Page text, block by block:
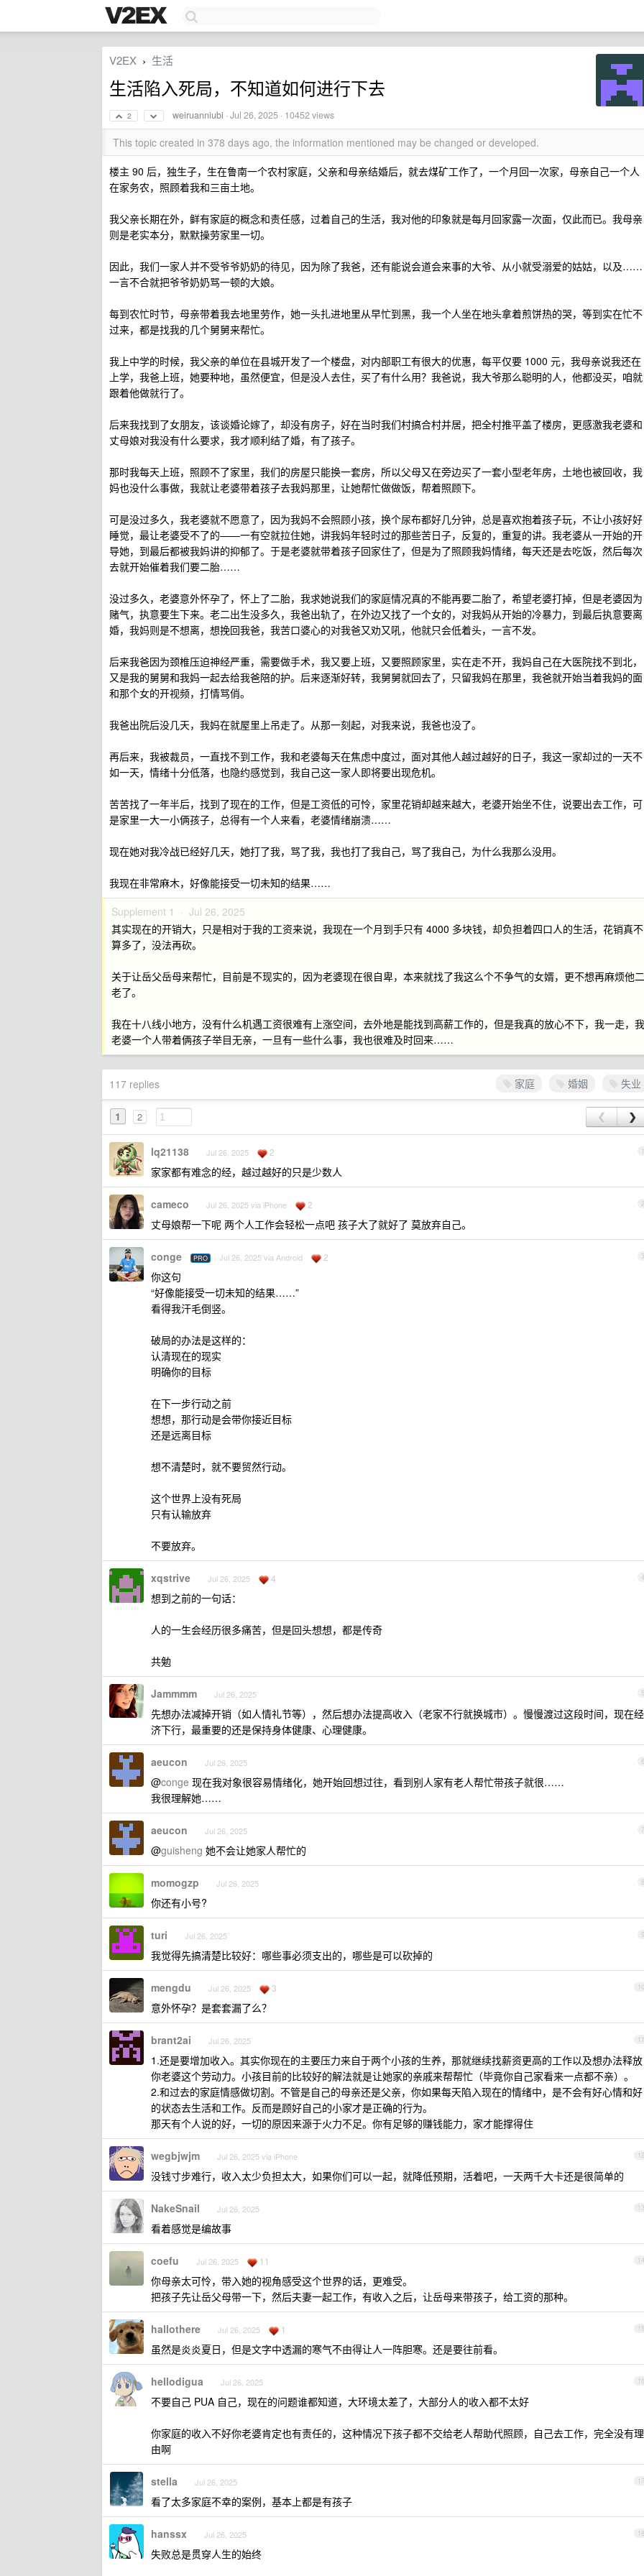
V2EX › 生活
生活陷入死局，不知道如何进行下去
2 weiruanniubi ·Jul 26, 2025 · 10452 views
This topic created in 378 days ago, the information mentioned may be changed or developed.
楼主 90 后，独生子，生在鲁南一个农村家庭，父亲和母亲结婚后，就去煤矿工作了，一个月回一次家，母亲自己一个人
在家务农，照顾着我和三亩土地。
我父亲长期在外，鲜有家庭的概念和责任感，过着自己的生活，我对他的印象就是每月回家露一次面，仅此而已。我母亲
则是老实本分，默默操劳家里一切。
因此，我们一家人并不受爷爷奶奶的待见，因为除了我爸，还有能说会道会来事的大爷、从小就受溺爱的姑姑，以及……
一言不合就把爷爷奶奶骂一顿的大娘。
每到农忙时节，母亲带着我去地里劳作，她一头扎进地里从早忙到黑，我一个人坐在地头拿着煎饼热的哭，等到实在忙不
过来，都是找我的几个舅舅来帮忙。
我上中学的时候，我父亲的单位在县城开发了一个楼盘，对内部职工有很大的优惠，每平仅要 1000 元，我母亲说我还在
上学，我爸上班，她要种地，虽然便宜，但是没人去住，买了有什么用？我爸说，我大爷那么聪明的人，他都没买，咱就
跟着他做就行了。
后来我找到了女朋友，该谈婚论嫁了，却没有房子，好在当时我们村搞合村并居，把全村推平盖了楼房，更感激我老婆和
丈母娘对我没有什么要求，我才顺利结了婚，有了孩子。
那时我每天上班，照顾不了家里，我们的房屋只能换一套房，所以父母又在旁边买了一套小型老年房，土地也被回收，我
妈也没什么事做，我就让老婆带着孩子去我妈那里，让她帮忙做做饭，帮着照顾下。
可是没过多久，我老婆就不愿意了，因为我妈不会照顾小孩，换个尿布都好几分钟，总是喜欢抱着孩子玩，不让小孩好好
睡觉，最让老婆受不了的——一有空就拉住她，讲我妈年轻时过的那些苦日子，反复的，重复的讲。我老婆从一开始的开
导她，到最后都被我妈讲的抑郁了。于是老婆就带着孩子回家住了，但是为了照顾我妈情绪，每天还是去吃饭，然后每次
去就开始催着我们要二胎……
没过多久，老婆意外怀孕了，怀上了二胎，我求她说我们的家庭情况真的不能再要二胎了，希望老婆打掉，但是老婆因为
赌气，执意要生下来。老二出生没多久，我爸出轨了，在外边又找了一个女的，对我妈从开始的冷暴力，到最后执意要离
婚，我妈则是不想离，想挽回我爸，我苦口婆心的对我爸又劝又吼，他就只会低着头，一言不发。
后来我爸因为颈椎压迫神经严重，需要做手术，我又要上班，又要照顾家里，实在走不开，我妈自己在大医院找不到北，
又是我的舅舅和我妈一起去给我爸陪的护。后来逐渐好转，我舅舅就回去了，只留我妈在那里，我爸就开始当着我妈的面
和那个女的开视频，打情骂俏。
我爸出院后没几天，我妈在就屋里上吊走了。从那一刻起，对我来说，我爸也没了。
再后来，我被裁员，一直找不到工作，我和老婆每天在焦虑中度过，面对其他人越过越好的日子，我这一家却过的一天不
如一天，情绪十分低落，也隐约感觉到，我自己这一家人即将要出现危机。
苦苦找了一年半后，找到了现在的工作，但是工资低的可怜，家里花销却越来越大，老婆开始坐不住，说要出去工作，可
是家里一大一小俩孩子，总得有一个人来看，老婆情绪崩溃……
现在她对我冷战已经好几天，她打了我，骂了我，我也打了我自己，骂了我自己，为什么我那么没用。
我现在非常麻木，好像能接受一切未知的结果……
Supplement 1 · Jul 26, 2025
其实现在的开销大，只是相对于我的工资来说，我现在一个月到手只有 4000 多块钱，却负担着四口人的生活，花销真不
算多了，没法再砍。
关于让岳父岳母来帮忙，目前是不现实的，因为老婆现在很自卑，本来就找了我这么个不争气的女婿，更不想再麻烦他二
老了。
我在十八线小地方，没有什么机遇工资很难有上涨空间，去外地是能找到高薪工作的，但是我真的放心不下，我一走，我
老婆一个人带着俩孩子举目无亲，一旦有一些什么事，我也很难及时回来……
家庭 婚姻 失业
117 replies
1 2 ❮ ❯
1
lq21138 Jul 26, 2025 2
家家都有难念的经，越过越好的只是少数人
2
cameco Jul 26, 2025 via iPhone 2
丈母娘帮一下呢 两个人工作会轻松一点吧 孩子大了就好了 莫放弃自己。
3
conge PRO Jul 26, 2025 via Android 2
你这句
“好像能接受一切未知的结果……”
看得我汗毛倒竖。
破局的办法是这样的：
认清现在的现实
明确你的目标
在下一步行动之前
想想，那行动是会带你接近目标
还是远离目标
想不清楚时，就不要贸然行动。
这个世界上没有死局
只有认输放弃
不要放弃。
4
xqstrive Jul 26, 2025 4
想到之前的一句话：
人的一生会经历很多痛苦，但是回头想想，都是传奇
共勉
5
Jammmm Jul 26, 2025
先想办法减掉开销（如人情礼节等），然后想办法提高收入（老家不行就换城市）。慢慢渡过这段时间，现在经
济下行，最重要的还是保持身体健康、心理健康。
6
aeucon Jul 26, 2025
@conge 现在我对象很容易情绪化，她开始回想过往，看到别人家有老人帮忙带孩子就很……
我很理解她……
7
aeucon Jul 26, 2025
@guisheng 她不会让她家人帮忙的
8
momogzp Jul 26, 2025
你还有小号?
9
turi Jul 26, 2025
我觉得先搞清楚比较好：哪些事必须支出的，哪些是可以砍掉的
10
mengdu Jul 26, 2025 3
意外怀孕？是套套漏了么？
11
brant2ai Jul 26, 2025
1.还是要增加收入。其实你现在的主要压力来自于两个小孩的生养，那就继续找薪资更高的工作以及想办法释放
你老婆这个劳动力。小孩目前的比较好的解法就是让她家的亲戚来帮帮忙（毕竟你自己家看来一点都不亲）。
2.和过去的家庭情感做切割。不管是自己的母亲还是父亲，你如果每天陷入现在的情绪中，是不会有好心情和好
的状态去生活和工作。反而是顾好自己的小家才是正确的行为。
那天有个人说的好，一切的原因来源于火力不足。你有足够的赚钱能力，家才能撑得住
12
wegbjwjm Jul 26, 2025 via iPhone
没钱寸步难行，收入太少负担太大，如果你们可以一起，就降低预期，活着吧，一天两千大卡还是很简单的
13
NakeSnail Jul 26, 2025
看着感觉是编故事
14
coefu Jul 26, 2025 11
你母亲太可怜，带入她的视角感受这个世界的话，更难受。
把孩子先让岳父母带一下，然后夫妻一起工作，有收入之后，让岳母来带孩子，给工资的那种。
15
hallothere Jul 26, 2025 1
虽然是炎炎夏日，但是文字中透漏的寒气不由得让人一阵胆寒。还是要往前看。
16
hellodigua Jul 26, 2025
不要自己 PUA 自己，现在的问题谁都知道，大环境太差了，大部分人的收入都不太好
你家庭的收入不好你老婆肯定也有责任的，这种情况下孩子都不交给老人帮助代照顾，自己去工作，完全没有理
由啊
17
stella Jul 26, 2025
看了太多家庭不幸的案例，基本上都是有孩子
18
hanssx Jul 26, 2025
失败总是贯穿人生的始终